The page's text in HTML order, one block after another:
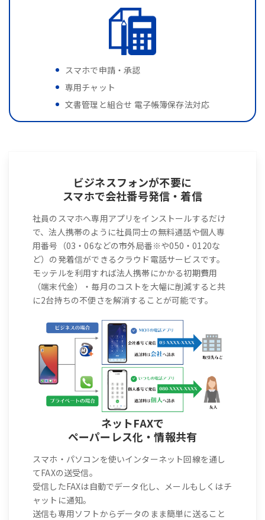
スマホで申請・承認
専用チャット
文書管理と組合せ 電子帳簿保存法対応
ビジネスフォンが不要に
スマホで会社番号発信・着信
社員のスマホへ専用アプリをインストールするだけ
で、法人携帯のように社員同士の無料通話や個人専
用番号（03・06などの市外局番※や050・0120な
ど）の発着信ができるクラウド電話サービスです。
モッテルを利用すれば法人携帯にかかる初期費用
（端末代金）・毎月のコストを大幅に削減すると共
に2台持ちの不便さを解消することが可能です。
ネットFAXで
ペーパーレス化・情報共有
スマホ・パソコンを使いインターネット回線を通し
てFAXの送受信。
受信したFAXは自動でデータ化し、メールもしくはチ
ャットに通知。
送信も専用ソフトからデータのまま簡単に送ること